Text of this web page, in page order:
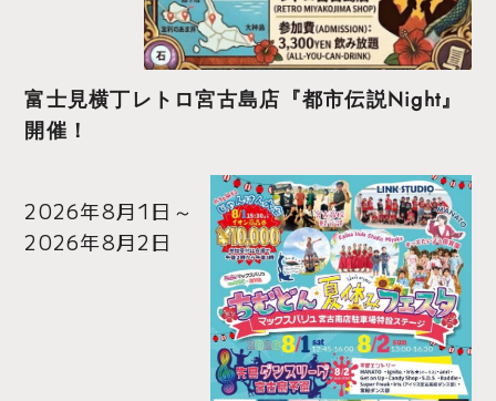
富士見横丁レトロ宮古島店『都市伝説Night』
開催！
2026年8月1日 ～
2026年8月2日